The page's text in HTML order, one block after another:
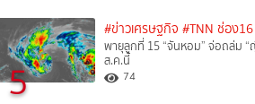
5
#ข่าวเศรษฐกิจ #TNN ช่อง16
พายุลูกที่ 15 “จันหอม” จ่อถล่ม
ส.ค.นี้
74